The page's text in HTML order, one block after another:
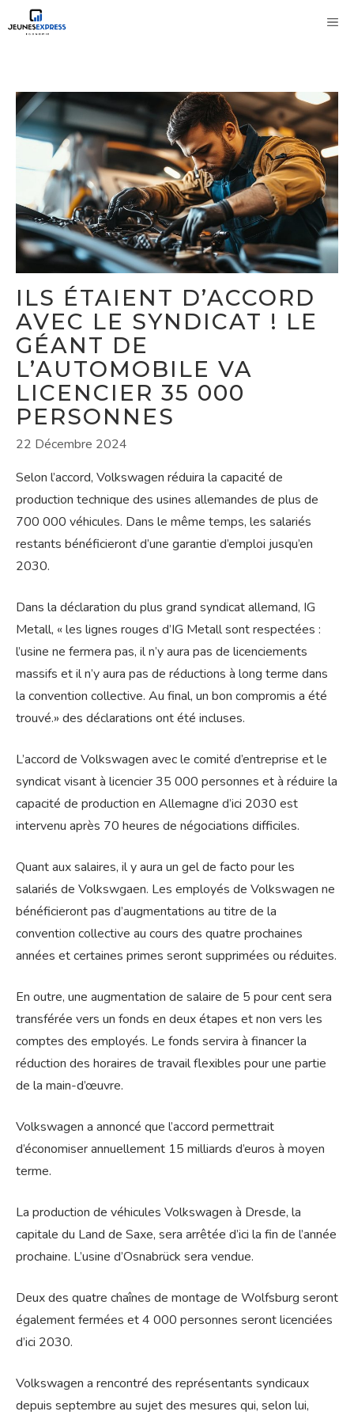
au
ILS ÉTAIENT D’ACCORD
AVEC LE SYNDICAT ! LE
GÉANT DE
L’AUTOMOBILE VA
LICENCIER 35 000
PERSONNES
22 Décembre 2024
Selon l’accord, Volkswagen réduira la capacité de
production technique des usines allemandes de plus de
700 000 véhicules. Dans le même temps, les salariés
restants bénéficieront d’une garantie d’emploi jusqu’en
2030.
Dans la déclaration du plus grand syndicat allemand, IG
Metall, « les lignes rouges d’IG Metall sont respectées :
l’usine ne fermera pas, il n’y aura pas de licenciements
massifs et il n’y aura pas de réductions à long terme dans
la convention collective. Au final, un bon compromis a été
trouvé.» des déclarations ont été incluses.
L’accord de Volkswagen avec le comité d’entreprise et le
syndicat visant à licencier 35 000 personnes et à réduire la
capacité de production en Allemagne d’ici 2030 est
intervenu après 70 heures de négociations difficiles.
Quant aux salaires, il y aura un gel de facto pour les
salariés de Volkswgaen. Les employés de Volkswagen ne
bénéficieront pas d’augmentations au titre de la
convention collective au cours des quatre prochaines
années et certaines primes seront supprimées ou réduites.
En outre, une augmentation de salaire de 5 pour cent sera
transférée vers un fonds en deux étapes et non vers les
comptes des employés. Le fonds servira à financer la
réduction des horaires de travail flexibles pour une partie
de la main-d’œuvre.
Volkswagen a annoncé que l’accord permettrait
d’économiser annuellement 15 milliards d’euros à moyen
terme.
La production de véhicules Volkswagen à Dresde, la
capitale du Land de Saxe, sera arrêtée d’ici la fin de l’année
prochaine. L’usine d’Osnabrück sera vendue.
Deux des quatre chaînes de montage de Wolfsburg seront
également fermées et 4 000 personnes seront licenciées
d’ici 2030.
Volkswagen a rencontré des représentants syndicaux
depuis septembre au sujet des mesures qui, selon lui,